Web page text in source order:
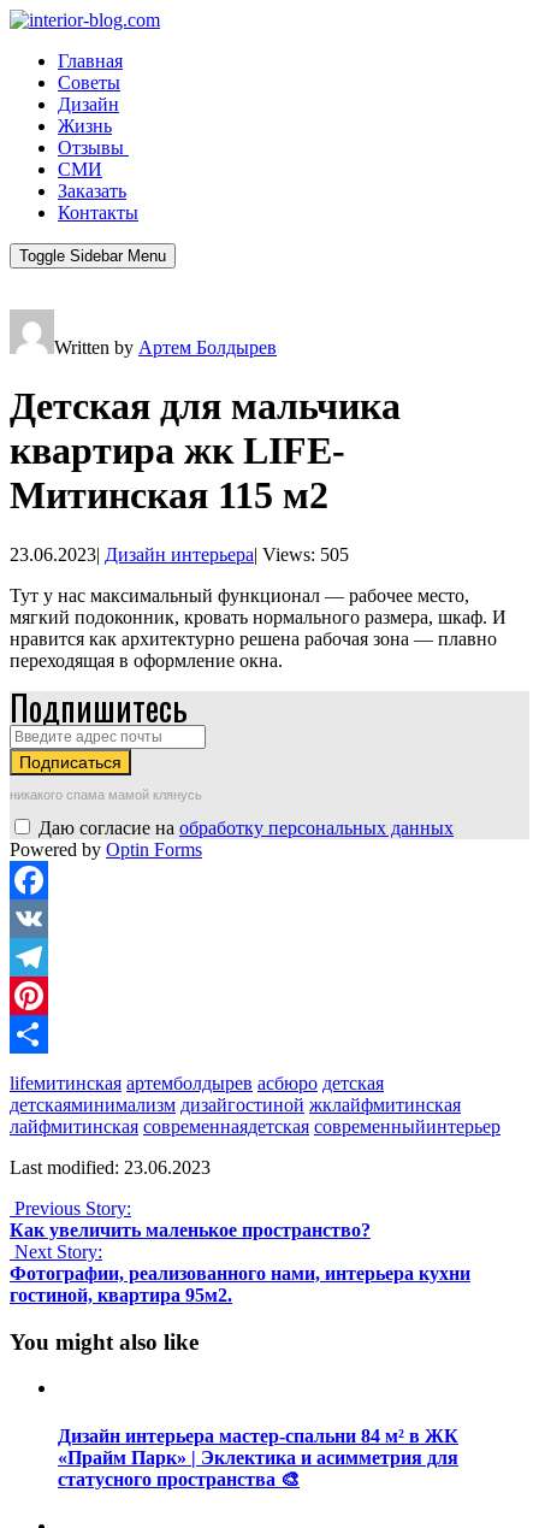
Главная
Советы
Дизайн
Жизнь
Отзывы
СМИ
Заказать
Контакты
Toggle Sidebar Menu
Written by Артем Болдырев
Детская для мальчика
квартира жк LIFE-
Митинская 115 м2
23.06.2023| Дизайн интерьера| Views: 505
Тут у нас максимальный функционал — рабочее место,
мягкий подоконник, кровать нормального размера, шкаф. И
нравится как архитектурно решена рабочая зона — плавно
переходящая в оформление окна.
Подпишитесь
никакого спама мамой клянусь
Даю согласие на обработку персональных данных
Powered by Optin Forms
Facebook
VK
Telegram
Pinterest
Отправить
lifeмитинская артемболдырев асбюро детская
детскаяминимализм дизайгостиной жклайфмитинская
лайфмитинская современнаядетская современныйинтерьер
Last modified: 23.06.2023
Previous Story:
Как увеличить маленькое пространство?
Next Story:
Фотографии, реализованного нами, интерьера кухни
гостиной, квартира 95м2.
You might also like
Дизайн интерьера мастер-спальни 84 м² в ЖК
«Прайм Парк» | Эклектика и асимметрия для
статусного пространства 🎨